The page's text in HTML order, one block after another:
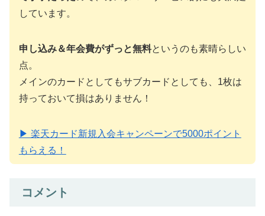
しています。
申し込み＆年会費がずっと無料というのも素晴らしい
点。
メインのカードとしてもサブカードとしても、1枚は
持っておいて損はありません！
▶ 楽天カード新規入会キャンペーンで5000ポイント
もらえる！
コメント